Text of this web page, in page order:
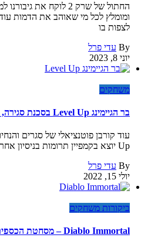
החתול של שרק 2 לוקח את
ומומלץ לכל מי שאוהב את הדמות
לצפות בו
By עדי פרל
יוני 8, 2023
משחקים
בר הגיימינג Level Up בסכנת סגירה, כך תוכלו לעזור
Up יוצא בקמפיין תרומות בניסיון אחרון להצילו מפני סגירה
By עדי פרל
יולי 15, 2022
ביקורות משחקים
Diablo Immortal – מסחטת הכספים ששברה אותי